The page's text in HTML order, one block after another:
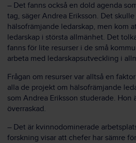
– Det fanns också en dold agenda
tag, säger Andrea Eriksson. Det
hälsofrämjande ledarskap, men kom
ledarskap i största allmänhet. Det
fanns för lite resurser i de små
arbeta med ledarskapsutveckling i
Frågan om resurser var alltså en
alla de projekt om hälsofrämjande
som Andrea Eriksson studerade. Hon
överraskad.
– Det är kvinnodominerade
forskning visar att chefer har sämre